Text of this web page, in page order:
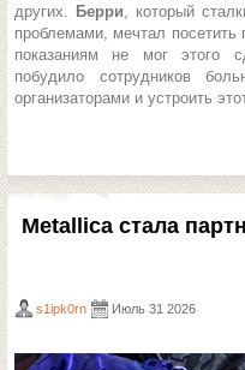
других. Берри, который
проблемами, мечтал посетить
показаниям не мог этого
побудило сотрудников
организаторами и устроить
Metallica стала
s1ipk0rn Июль 31 2026